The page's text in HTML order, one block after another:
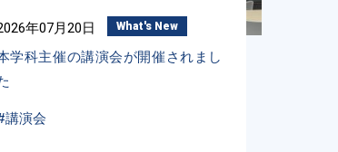
年07月20日 What's New
学科主催の講演会が開催されまし
講演会